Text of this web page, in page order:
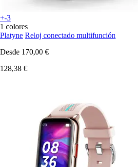
+-3
1 colores
Platyne Reloj conectado multifunción
Desde 170,00 €
128,38 €